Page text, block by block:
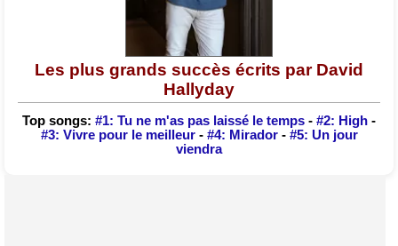
Les plus grands succès écrits par David
Hallyday
Top songs: #1: Tu ne m'as pas laissé le temps - #2: High -
#3: Vivre pour le meilleur- #4: Mirador- #5: Un jour
viendra